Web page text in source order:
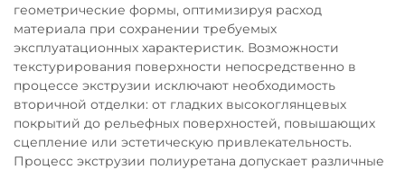
геометрические формы, оптимизируя расход
материала при сохранении требуемых
эксплуатационных характеристик. Возможности
текстурирования поверхности непосредственно в
процессе экструзии исключают необходимость
вторичной отделки: от гладких высокоглянцевых
покрытий до рельефных поверхностей, повышающих
сцепление или эстетическую привлекательность.
Процесс экструзии полиуретана допускает различные